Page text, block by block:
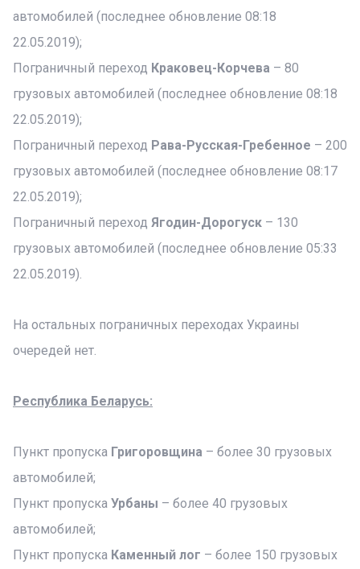
автомобилей (последнее обновление 08:18
22.05.2019);
Пограничный переход Краковец-Корчева – 80
грузовых автомобилей (последнее обновление 08:18
22.05.2019);
Пограничный переход Рава-Русская-Гребенное – 200
грузовых автомобилей (последнее обновление 08:17
22.05.2019);
Пограничный переход Ягодин-Дорогуск – 130
грузовых автомобилей (последнее обновление 05:33
22.05.2019).
На остальных пограничных переходах Украины
очередей нет.
Республика Беларусь:
Пункт пропуска Григоровщина – более 30 грузовых
автомобилей;
Пункт пропуска Урбаны – более 40 грузовых
автомобилей;
Пункт пропуска Каменный лог – более 150 грузовых